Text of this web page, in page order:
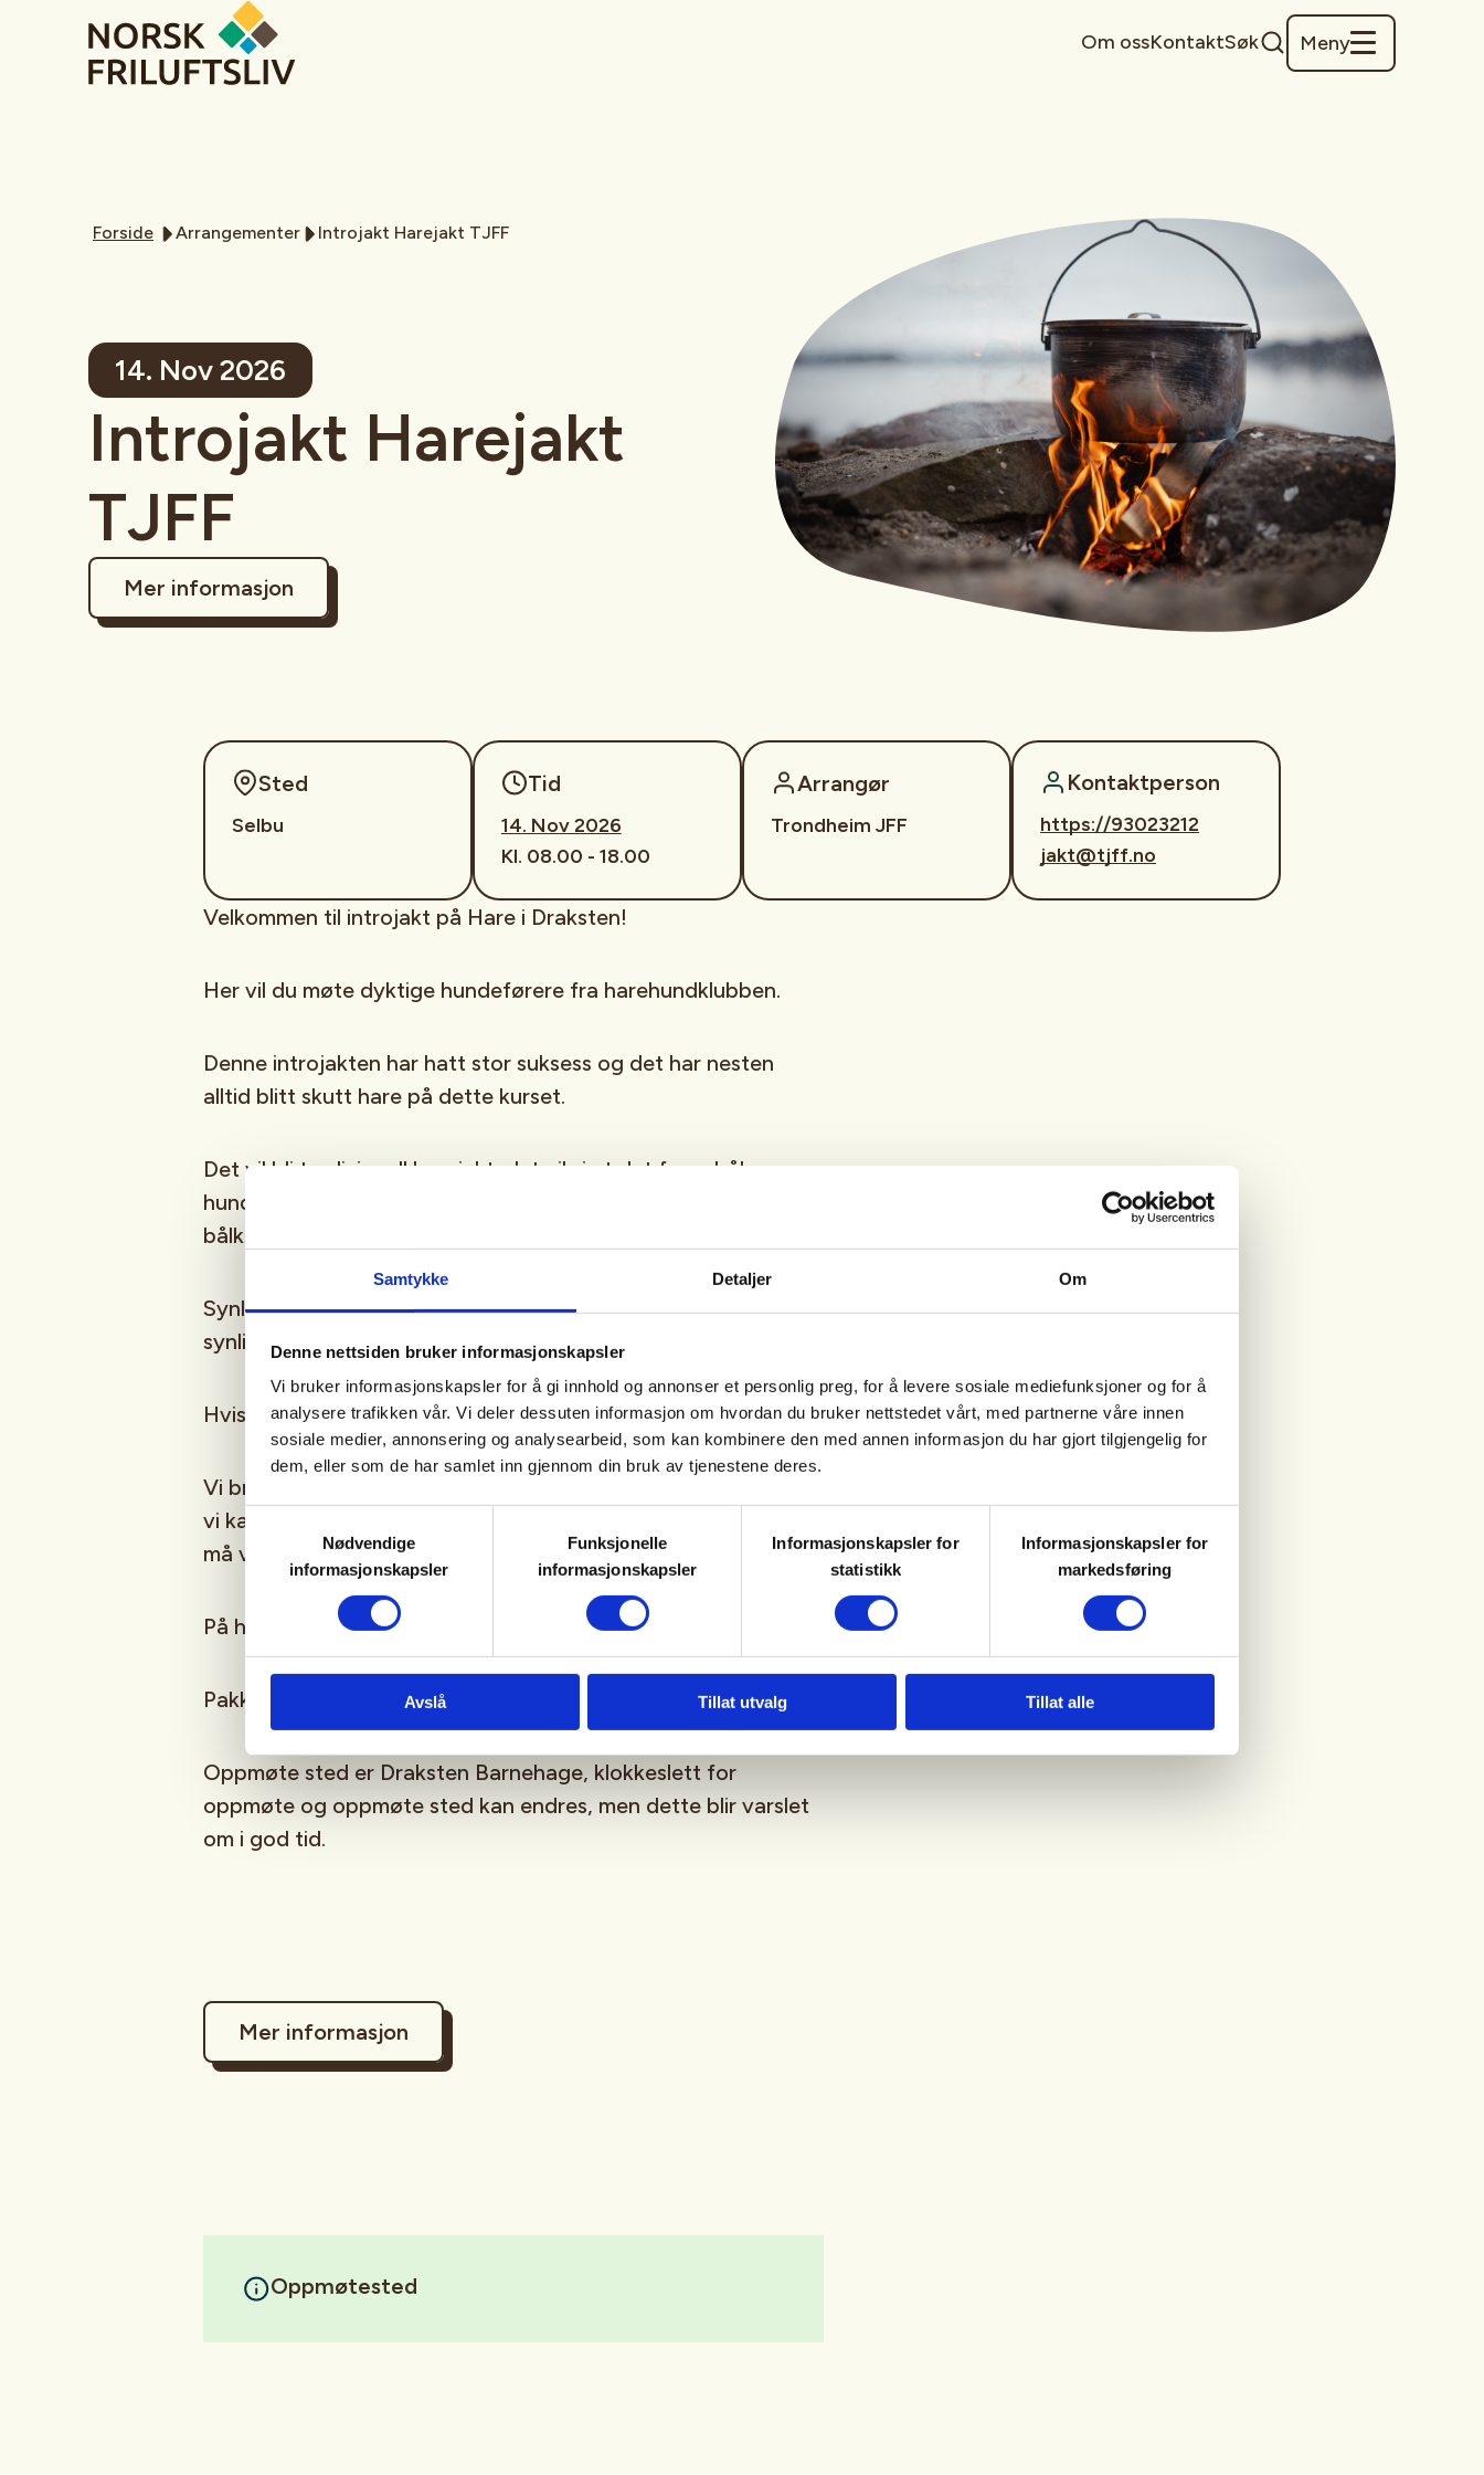
Samtykke Detaljer Om
Denne nettsiden bruker informasjonskapsler
Vi bruker informasjonskapsler for å gi innhold og annonser et personlig preg, for å levere sosiale mediefunksjoner og for å
analysere trafikken vår. Vi deler dessuten informasjon om hvordan du bruker nettstedet vårt, med partnerne våre innen
sosiale medier, annonsering og analysearbeid, som kan kombinere den med annen informasjon du har gjort tilgjengelig for
dem, eller som de har samlet inn gjennom din bruk av tjenestene deres.
Samtykkevalg
Nødvendige
informasjonskapsler
Funksjonelle
informasjonskapsler
Informasjonskapsler for
statistikk
Informasjonskapsler for
markedsføring
Avslå Tillat utvalg Tillat alle
Om ossKontaktSøk Meny
Forside Arrangementer Introjakt Harejakt TJFF
14. Nov 2026
Introjakt Harejakt
TJFF
Mer informasjon
Sted
Selbu
Tid
14. Nov 2026
Kl. 08.00 - 18.00
Arrangør
Trondheim JFF
Kontaktperson
https://93023212
jakt@tjff.no
Velkommen til introjakt på Hare i Draksten!
Her vil du møte dyktige hundeførere fra harehundklubben.
Denne introjakten har hatt stor suksess og det har nesten
alltid blitt skutt hare på dette kurset.
Det vil bli tradisjonell harejakt, det vil si at det fyres bål mens
hunden er ute på søk, så ta med godt med mat å drikke for litt
bålkos mens vi venter på action.
Synlighetstøy SKAL medbringes, dette i form av lue eller
synlig overdel.
Hvis du har jaktadio ønsker vi at du tar med denne.
Vi bruker Haglevåpen på dette kurset, vi i TJFF har ingen som
vi kan låne bort. Våpenkort skal medbringes og jegeravgiften
må være betalt.
På hare vil vi anbefale å bruke hagleskudd i str US3.
Pakk mat, lett klesskift og drikke. Husk å kle seg etter været!
Oppmøte sted er Draksten Barnehage, klokkeslett for
oppmøte og oppmøte sted kan endres, men dette blir varslet
om i god tid.
Mer informasjon
Oppmøtested